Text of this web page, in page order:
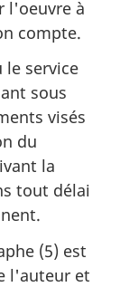
l'oeuvre à
compte.
le service
sous
visés
du
la
tout délai
(5) est
l'auteur et